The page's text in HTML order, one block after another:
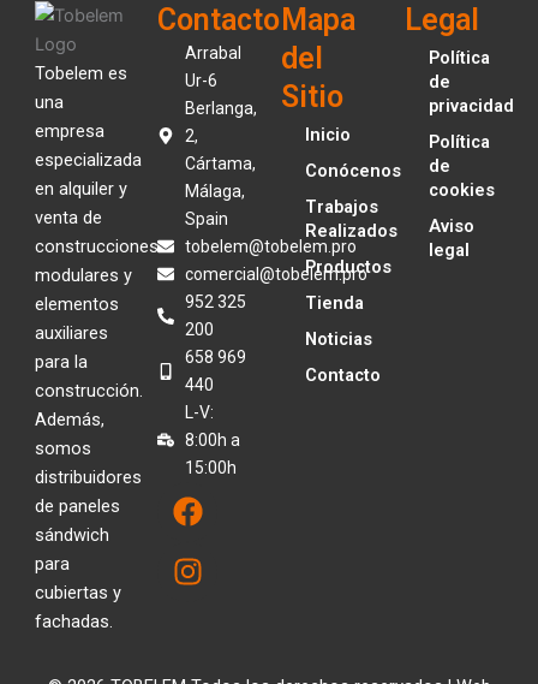
Tobelem es
una
empresa
especializada
en alquiler y
venta de
construcciones
modulares y
elementos
auxiliares
para la
construcción.
Además,
somos
distribuidores
de paneles
sándwich
para
cubiertas y
fachadas.
Contacto
Arrabal
Ur-6
Berlanga,
2,
Cártama,
Málaga,
Spain
tobelem@tobelem.pro
comercial@tobelem.pro
952 325
200
658 969
440
L-V:
8:00h a
15:00h
F
a
c
e
o
I
n
s
t
r
Mapa
del
Sitio
Inicio
Conócenos
Trabajos
Realizados
Productos
Tienda
Noticias
Contacto
Legal
Política
de
privacidad
Política
de
cookies
Aviso
legal